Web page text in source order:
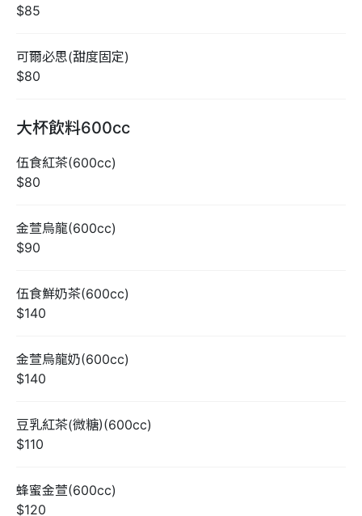
$85
可爾必思(甜度固定)
$80
大杯飲料600cc
伍食紅茶(600cc)
$80
金萱烏龍(600cc)
$90
伍食鮮奶茶(600cc)
$140
金萱烏龍奶(600cc)
$140
豆乳紅茶(微糖)(600cc)
$110
蜂蜜金萱(600cc)
$120